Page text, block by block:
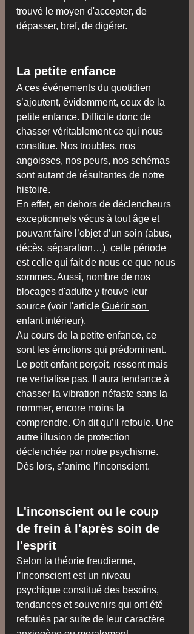
trouvé le moyen d'accepter, de
dépasser, bref, de digérer.
La petite enfance
A ces événements du quotidien
s’ajoutent, évidemment, ceux de la
petite enfance. Difficile donc de
chasser véritablement ce qui nous
constitue. Nos troubles, nos
angoisses, nos peurs, nos schémas
sont autant de résultantes de notre
histoire.
En effet, en dehors de déclencheurs
exceptionnels vécus à tout âge et
pouvant faire l’objet d’un soin (abus,
décès, séparation…), cette période
est celle qui fait de nous ce que nous
sommes. Aussi, nombre de nos
blocages d'adulte y trouve leur
source (voir l'article Guérir son
enfant intérieur).
​Au cours de la petite enfance, ce
sont les émotions qui prédominent.
Le petit enfant perçoit, ressent mais
ne verbalise pas. Il aura tendance à
chasser la vibration néfaste sans la
nommer, encore moins la
comprendre. On dit qu’il refoule. Une
autre illusion de protection
déclenchée par notre psychisme.
Dès lors, s’anime l’inconscient.
​L'inconscient ou le coup
de frein à l'après soin de
l'esprit
Selon la théorie freudienne,
l’inconscient est un niveau
psychique constitué des besoins,
tendances et souvenirs qui ont été
refoulés par suite de leur caractère